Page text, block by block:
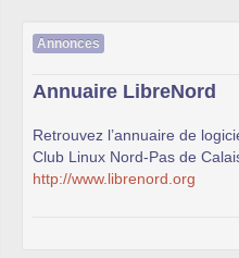
Annonces
Annuaire LibreNord
Retrouvez l’annuaire de
Club Linux Nord-Pas de
http://www.librenord.org